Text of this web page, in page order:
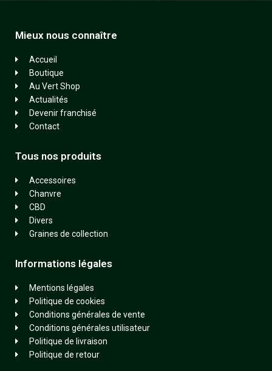
Mieux nous connaître
Accueil
Boutique
Au Vert Shop
Actualités
Devenir franchisé
Contact
Tous nos produits
Accessoires
Chanvre
CBD
Divers
Graines de collection
Informations légales
Mentions légales
Politique de cookies
Conditions générales de vente
Conditions générales utilisateur
Politique de livraison
Politique de retour